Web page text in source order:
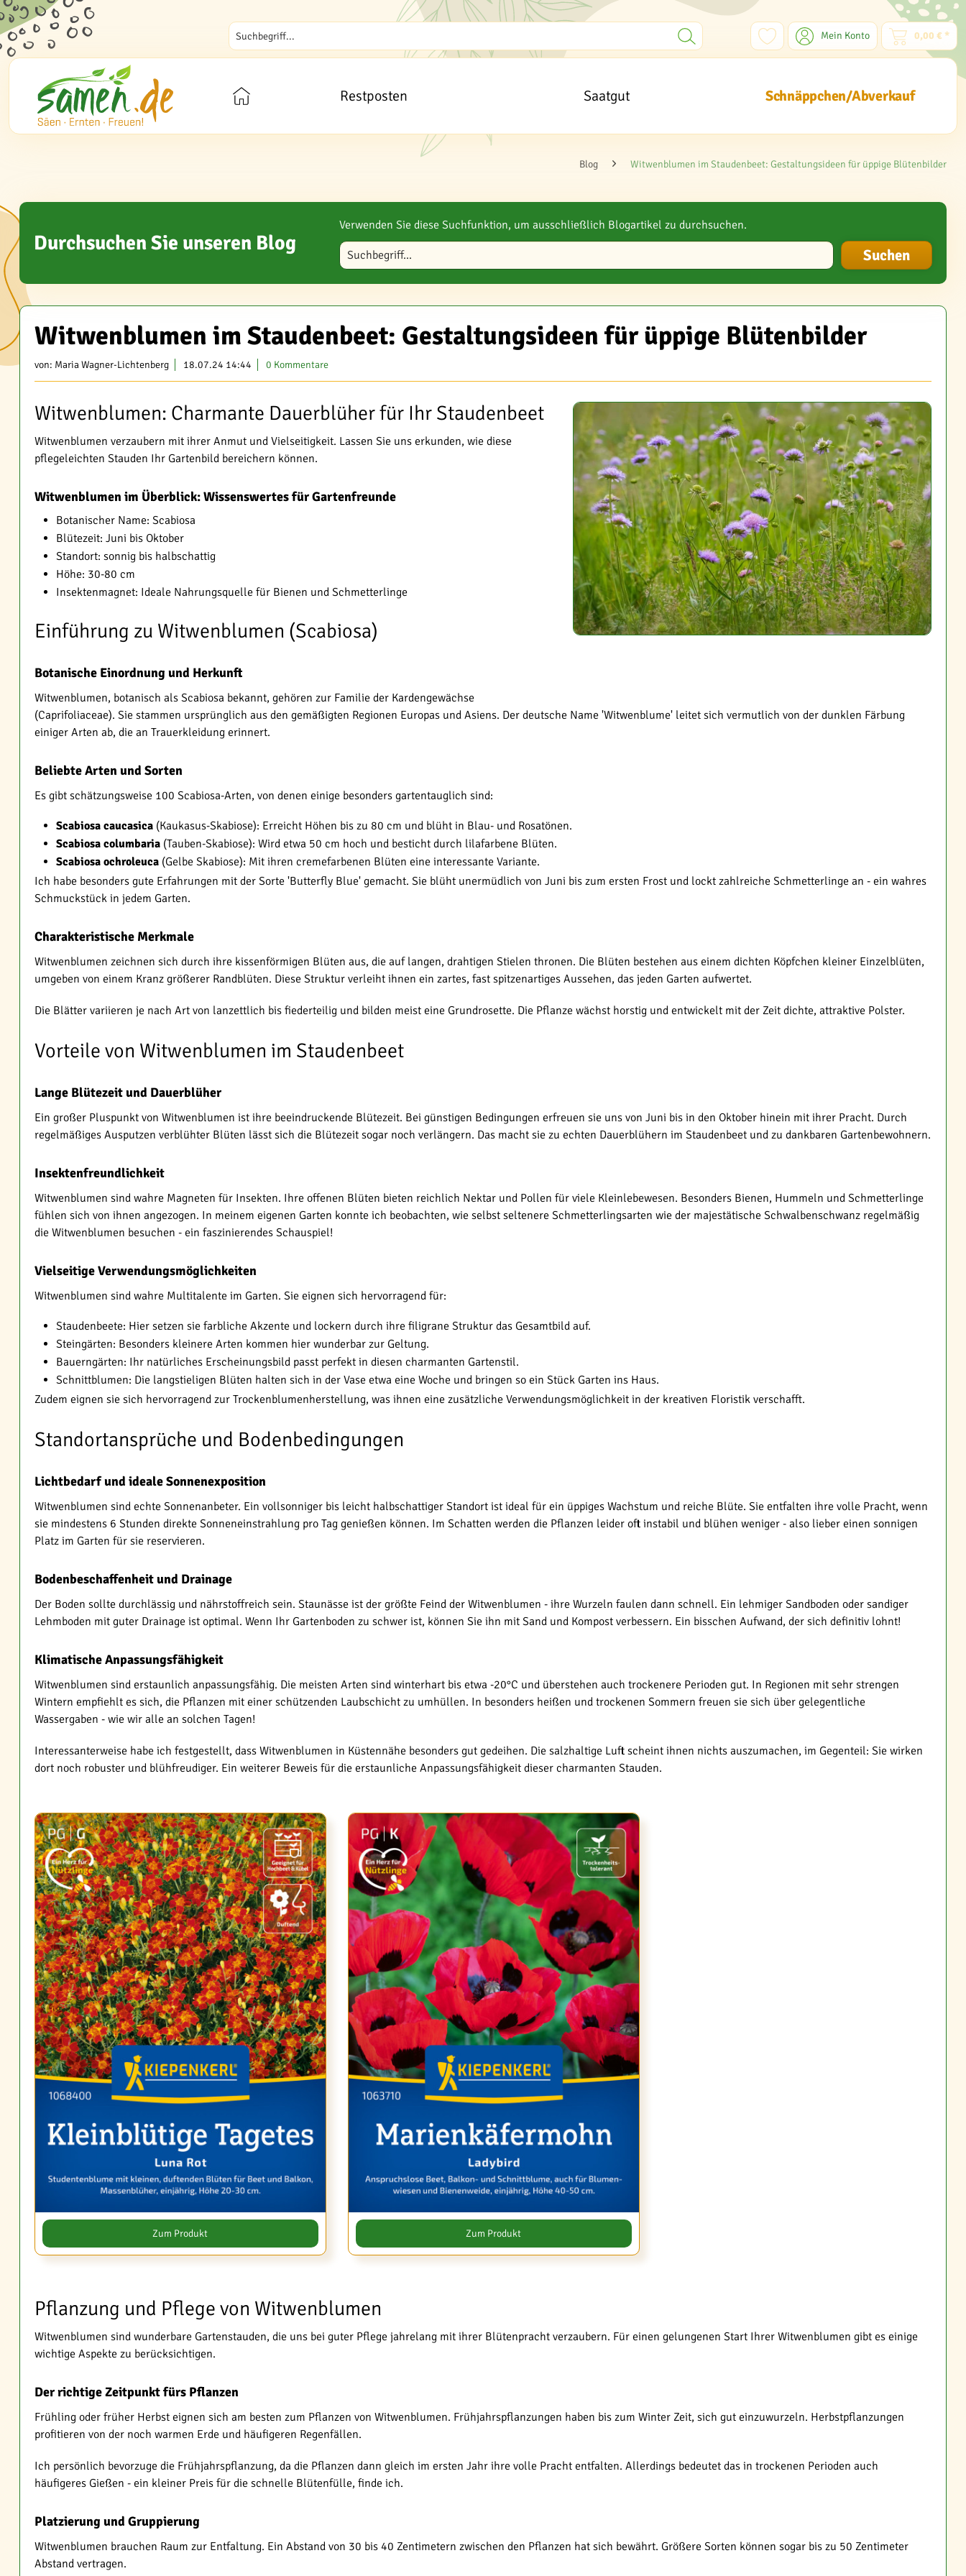
Mein Konto 0,00 € *
Restposten Saatgut Schnäppchen/Abverkauf
Blog Witwenblumen im Staudenbeet: Gestaltungsideen für üppige Blütenbilder
Durchsuchen Sie unseren Blog
Verwenden Sie diese Suchfunktion, um ausschließlich Blogartikel zu durchsuchen.
Blog durchsuchen
Witwenblumen im Staudenbeet: Gestaltungsideen für üppige Blütenbilder
von: Maria Wagner-Lichtenberg 18.07.24 14:44 0 Kommentare
Witwenblumen: Charmante Dauerblüher für Ihr Staudenbeet
Witwenblumen verzaubern mit ihrer Anmut und Vielseitigkeit. Lassen Sie uns erkunden, wie diese
pflegeleichten Stauden Ihr Gartenbild bereichern können.
Witwenblumen im Überblick: Wissenswertes für Gartenfreunde
Botanischer Name: Scabiosa
Blütezeit: Juni bis Oktober
Standort: sonnig bis halbschattig
Höhe: 30-80 cm
Insektenmagnet: Ideale Nahrungsquelle für Bienen und Schmetterlinge
Einführung zu Witwenblumen (Scabiosa)
Botanische Einordnung und Herkunft
Witwenblumen, botanisch als Scabiosa bekannt, gehören zur Familie der Kardengewächse
(Caprifoliaceae). Sie stammen ursprünglich aus den gemäßigten Regionen Europas und Asiens. Der deutsche Name 'Witwenblume' leitet sich vermutlich von der dunklen Färbung
einiger Arten ab, die an Trauerkleidung erinnert.
Beliebte Arten und Sorten
Es gibt schätzungsweise 100 Scabiosa-Arten, von denen einige besonders gartentauglich sind:
Scabiosa caucasica (Kaukasus-Skabiose): Erreicht Höhen bis zu 80 cm und blüht in Blau- und Rosatönen.
Scabiosa columbaria (Tauben-Skabiose): Wird etwa 50 cm hoch und besticht durch lilafarbene Blüten.
Scabiosa ochroleuca (Gelbe Skabiose): Mit ihren cremefarbenen Blüten eine interessante Variante.
Ich habe besonders gute Erfahrungen mit der Sorte 'Butterfly Blue' gemacht. Sie blüht unermüdlich von Juni bis zum ersten Frost und lockt zahlreiche Schmetterlinge an - ein wahres
Schmuckstück in jedem Garten.
Charakteristische Merkmale
Witwenblumen zeichnen sich durch ihre kissenförmigen Blüten aus, die auf langen, drahtigen Stielen thronen. Die Blüten bestehen aus einem dichten Köpfchen kleiner Einzelblüten,
umgeben von einem Kranz größerer Randblüten. Diese Struktur verleiht ihnen ein zartes, fast spitzenartiges Aussehen, das jeden Garten aufwertet.
Die Blätter variieren je nach Art von lanzettlich bis fiederteilig und bilden meist eine Grundrosette. Die Pflanze wächst horstig und entwickelt mit der Zeit dichte, attraktive Polster.
Vorteile von Witwenblumen im Staudenbeet
Lange Blütezeit und Dauerblüher
Ein großer Pluspunkt von Witwenblumen ist ihre beeindruckende Blütezeit. Bei günstigen Bedingungen erfreuen sie uns von Juni bis in den Oktober hinein mit ihrer Pracht. Durch
regelmäßiges Ausputzen verblühter Blüten lässt sich die Blütezeit sogar noch verlängern. Das macht sie zu echten Dauerblühern im Staudenbeet und zu dankbaren Gartenbewohnern.
Insektenfreundlichkeit
Witwenblumen sind wahre Magneten für Insekten. Ihre offenen Blüten bieten reichlich Nektar und Pollen für viele Kleinlebewesen. Besonders Bienen, Hummeln und Schmetterlinge
fühlen sich von ihnen angezogen. In meinem eigenen Garten konnte ich beobachten, wie selbst seltenere Schmetterlingsarten wie der majestätische Schwalbenschwanz regelmäßig
die Witwenblumen besuchen - ein faszinierendes Schauspiel!
Vielseitige Verwendungsmöglichkeiten
Witwenblumen sind wahre Multitalente im Garten. Sie eignen sich hervorragend für:
Staudenbeete: Hier setzen sie farbliche Akzente und lockern durch ihre filigrane Struktur das Gesamtbild auf.
Steingärten: Besonders kleinere Arten kommen hier wunderbar zur Geltung.
Bauerngärten: Ihr natürliches Erscheinungsbild passt perfekt in diesen charmanten Gartenstil.
Schnittblumen: Die langstieligen Blüten halten sich in der Vase etwa eine Woche und bringen so ein Stück Garten ins Haus.
Zudem eignen sie sich hervorragend zur Trockenblumenherstellung, was ihnen eine zusätzliche Verwendungsmöglichkeit in der kreativen Floristik verschafft.
Standortansprüche und Bodenbedingungen
Lichtbedarf und ideale Sonnenexposition
Witwenblumen sind echte Sonnenanbeter. Ein vollsonniger bis leicht halbschattiger Standort ist ideal für ein üppiges Wachstum und reiche Blüte. Sie entfalten ihre volle Pracht, wenn
sie mindestens 6 Stunden direkte Sonneneinstrahlung pro Tag genießen können. Im Schatten werden die Pflanzen leider oft instabil und blühen weniger - also lieber einen sonnigen
Platz im Garten für sie reservieren.
Bodenbeschaffenheit und Drainage
Der Boden sollte durchlässig und nährstoffreich sein. Staunässe ist der größte Feind der Witwenblumen - ihre Wurzeln faulen dann schnell. Ein lehmiger Sandboden oder sandiger
Lehmboden mit guter Drainage ist optimal. Wenn Ihr Gartenboden zu schwer ist, können Sie ihn mit Sand und Kompost verbessern. Ein bisschen Aufwand, der sich definitiv lohnt!
Klimatische Anpassungsfähigkeit
Witwenblumen sind erstaunlich anpassungsfähig. Die meisten Arten sind winterhart bis etwa -20°C und überstehen auch trockenere Perioden gut. In Regionen mit sehr strengen
Wintern empfiehlt es sich, die Pflanzen mit einer schützenden Laubschicht zu umhüllen. In besonders heißen und trockenen Sommern freuen sie sich über gelegentliche
Wassergaben - wie wir alle an solchen Tagen!
Interessanterweise habe ich festgestellt, dass Witwenblumen in Küstennähe besonders gut gedeihen. Die salzhaltige Luft scheint ihnen nichts auszumachen, im Gegenteil: Sie wirken
dort noch robuster und blühfreudiger. Ein weiterer Beweis für die erstaunliche Anpassungsfähigkeit dieser charmanten Stauden.
Zum Produkt Zum Produkt
Pflanzung und Pflege von Witwenblumen
Witwenblumen sind wunderbare Gartenstauden, die uns bei guter Pflege jahrelang mit ihrer Blütenpracht verzaubern. Für einen gelungenen Start Ihrer Witwenblumen gibt es einige
wichtige Aspekte zu berücksichtigen.
Der richtige Zeitpunkt fürs Pflanzen
Frühling oder früher Herbst eignen sich am besten zum Pflanzen von Witwenblumen. Frühjahrspflanzungen haben bis zum Winter Zeit, sich gut einzuwurzeln. Herbstpflanzungen
profitieren von der noch warmen Erde und häufigeren Regenfällen.
Ich persönlich bevorzuge die Frühjahrspflanzung, da die Pflanzen dann gleich im ersten Jahr ihre volle Pracht entfalten. Allerdings bedeutet das in trockenen Perioden auch
häufigeres Gießen - ein kleiner Preis für die schnelle Blütenfülle, finde ich.
Platzierung und Gruppierung
Witwenblumen brauchen Raum zur Entfaltung. Ein Abstand von 30 bis 40 Zentimetern zwischen den Pflanzen hat sich bewährt. Größere Sorten können sogar bis zu 50 Zentimeter
Abstand vertragen.